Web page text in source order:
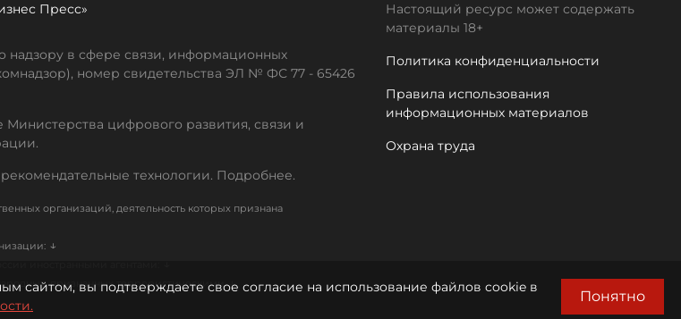
Пресс»
в сфере связи, информационных
номер свидетельства ЭЛ № ФС 77 - 65426
цифрового развития, связи и
технологии. Подробнее.
организаций, деятельность которых признана
↓
признанных террористическими↓
Настоящий ресурс может содержать
материалы 18+
Политика конфиденциальности
Правила использования
информационных материалов
Охрана труда
сайтом, вы подтверждаете свое согласие на использование файлов cookie в
Понятно